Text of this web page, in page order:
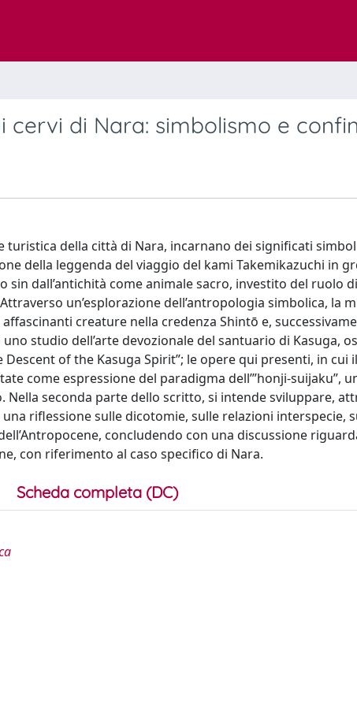
cervi di Nara: simbolismo e
turistica della città di Nara, incarnano dei significati
della leggenda del viaggio del kami Takemikazuchi in
sin dall’antichità come animale sacro, investito del ruolo
un’esplorazione dell’antropologia simbolica, la
creature nella credenza Shintō e,
studio dell’arte devozionale del santuario di Kasuga,
Descent of the Kasuga Spirit”; le opere qui presenti, in cui
come espressione del paradigma dell’”honji-suijaku”,
seconda parte dello scritto, si intende sviluppare,
riflessione sulle dicotomie, sulle relazioni interspecie,
concludendo con una discussione
con riferimento al caso specifico di Nara.
Scheda completa (DC)